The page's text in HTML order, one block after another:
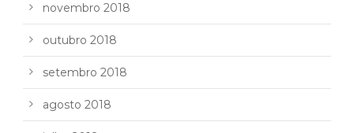
novembro 2018
outubro 2018
setembro 2018
agosto 2018